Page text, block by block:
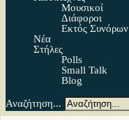
Μουσικοί
Διάφοροι
Εκτός Συνόρων
Νέα
Στήλες
Polls
Small Talk
Blog
Αναζήτηση...